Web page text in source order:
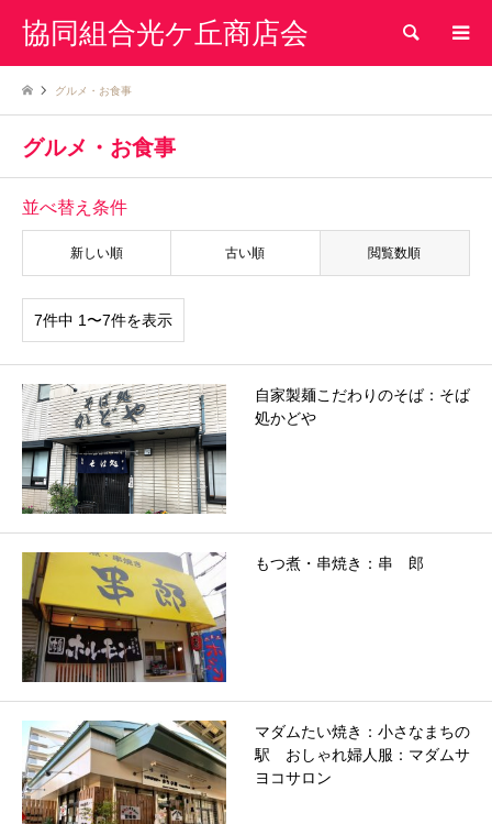
協同組合光ケ丘商店会 検索
グルメ・お食事
グルメ・お食事
並べ替え条件
新しい順 古い順 閲覧数順
7件中 1〜7件を表示
自家製麺こだわりのそば：そば
処かどや
もつ煮・串焼き：串 郎
マダムたい焼き：小さなまちの
駅 おしゃれ婦人服：マダムサ
ヨコサロン